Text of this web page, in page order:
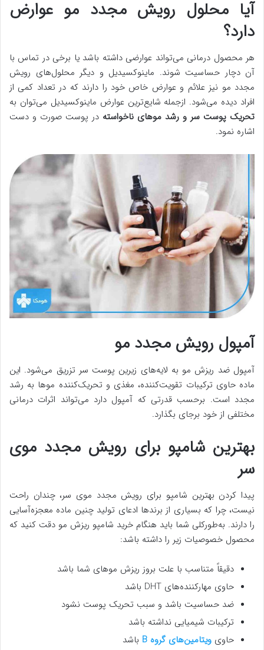
آیا محلول رویش مجدد مو عوارض
دارد؟
هر محصول درمانی می‌تواند عوارضی داشته باشد یا برخی در تماس با
آن دچار حساسیت شوند. ماینوکسیدیل و دیگر محلول‌های رویش
مجدد مو نیز علائم و عوارض خاص خود را دارند که در تعداد کمی از
افراد دیده می‌شود. ازجمله شایع‌ترین عوارض ماینوکسیدیل می‌توان به
تحریک پوست سر و رشد موهای ناخواسته در پوست صورت و دست
اشاره نمود.
آمپول رویش مجدد مو
آمپول ضد ریزش مو به لایه‌های زیرین پوست سر تزریق می‌شود. این
ماده حاوی ترکیبات تقویت‌کننده، مغذی و تحریک‌کننده موها به رشد
مجدد است. برحسب قدرتی که آمپول دارد می‌تواند اثرات درمانی
مختلفی از خود برجای بگذارد.
بهترین شامپو برای رویش مجدد موی
سر
پیدا کردن بهترین شامپو برای رویش مجدد موی سر، چندان راحت
نیست، چرا که بسیاری از برندها ادعای تولید چنین ماده معجزه‌آسایی
را دارند. به‌طورکلی شما باید هنگام خرید شامپو ریزش مو دقت کنید که
محصول خصوصیات زیر را داشته باشد:
دقیقاً متناسب با علت بروز ریزش موهای شما باشد
حاوی مهارکننده‌های DHT باشد
ضد حساسیت باشد و سبب تحریک پوست نشود
ترکیبات شیمیایی نداشته باشد
حاوی ویتامین‌های گروه B
باشد